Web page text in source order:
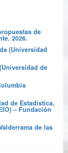
de
2026.
(Universidad
de
de Estadística,
– Fundación
de las